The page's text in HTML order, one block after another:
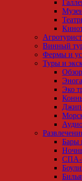
Винный
Фермы и
Туры и
Эко
Бары
СПА-